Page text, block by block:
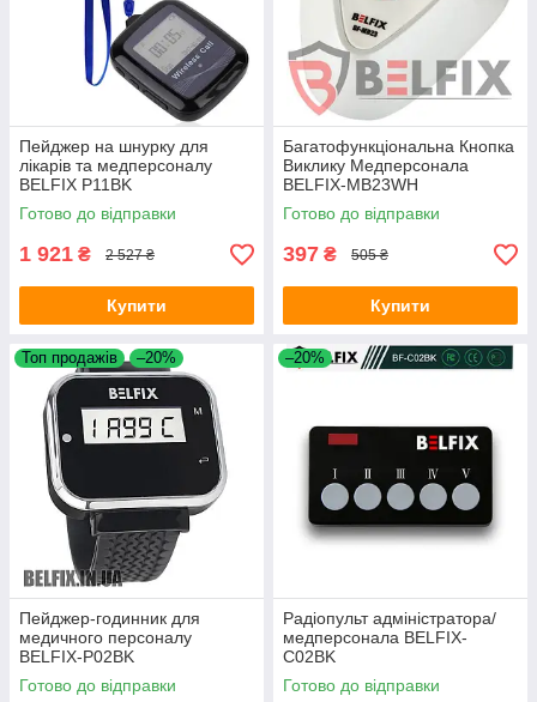
Пейджер на шнурку для
лікарів та медперсоналу
BELFIX P11BK
Готово до відправки
1 921 ₴ 2 527 ₴
Купити
Багатофункціональна Кнопка
Виклику Медперсонала
BELFIX-MB23WH
Готово до відправки
397 ₴ 505 ₴
Купити
Топ продажів –20%
Пейджер-годинник для
медичного персоналу
BELFIX-P02BK
Готово до відправки
–20%
Радіопульт адміністратора/
медперсонала BELFIX-
C02BK
Готово до відправки